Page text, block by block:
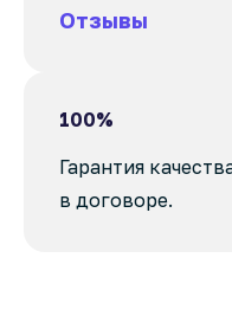
Отзывы
100%
Гарантия
в договоре.